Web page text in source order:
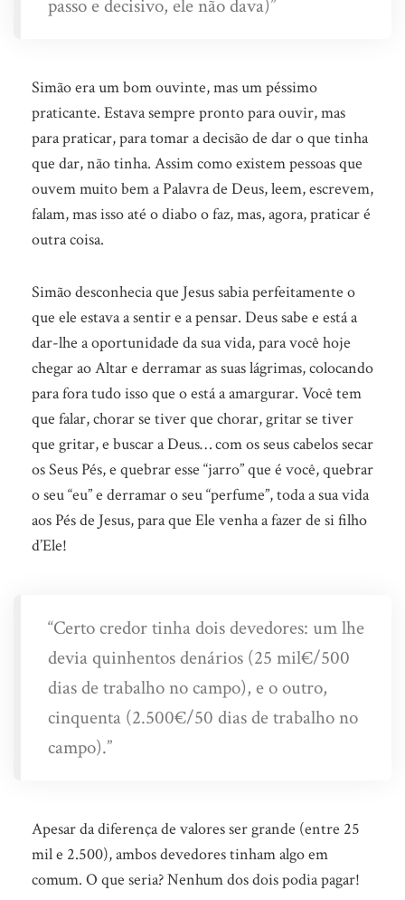
passo e decisivo, ele não dava)”
Simão era um bom ouvinte, mas um péssimo
praticante. Estava sempre pronto para ouvir, mas
para praticar, para tomar a decisão de dar o que tinha
que dar, não tinha. Assim como existem pessoas que
ouvem muito bem a Palavra de Deus, leem, escrevem,
falam, mas isso até o diabo o faz, mas, agora, praticar é
outra coisa.
Simão desconhecia que Jesus sabia perfeitamente o
que ele estava a sentir e a pensar. Deus sabe e está a
dar-lhe a oportunidade da sua vida, para você hoje
chegar ao Altar e derramar as suas lágrimas, colocando
para fora tudo isso que o está a amargurar. Você tem
que falar, chorar se tiver que chorar, gritar se tiver
que gritar, e buscar a Deus… com os seus cabelos secar
os Seus Pés, e quebrar esse “jarro” que é você, quebrar
o seu “eu” e derramar o seu “perfume”, toda a sua vida
aos Pés de Jesus, para que Ele venha a fazer de si filho
d’Ele!
“Certo credor tinha dois devedores: um lhe
devia quinhentos denários (25 mil€/500
dias de trabalho no campo), e o outro,
cinquenta (2.500€/50 dias de trabalho no
campo).”
Apesar da diferença de valores ser grande (entre 25
mil e 2.500), ambos devedores tinham algo em
comum. O que seria? Nenhum dos dois podia pagar!